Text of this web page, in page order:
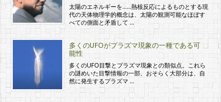
太陽のエネルギーを……熱核反応によるものとする現
代の天体物理学的概念は、太陽の観測可能なほぼす
べての側面と矛盾して …
多くのUFOがプラズマ現象の一種である可
能性
多くのUFO目撃とプラズマ現象との類似点。これら
の謎めいた目撃情報の一部、おそらく大部分は、自
然に発生するプラズマ …